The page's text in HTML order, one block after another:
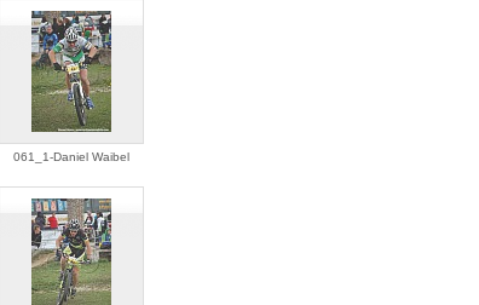
061_1-Daniel Waibel